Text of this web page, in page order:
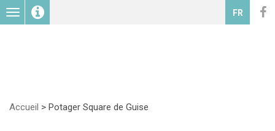
Toggle
navigation
FR
Accueil > Potager Square de Guise